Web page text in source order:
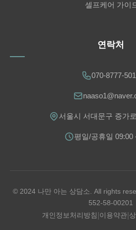
셀프케어 가이
연락처
070-8777-
서울시 서대문구 증가
평일/공휴일 09:00
© 2024 나만 아는 상담소. All rights
552-58-00201
개인정보처리방침 이용약관